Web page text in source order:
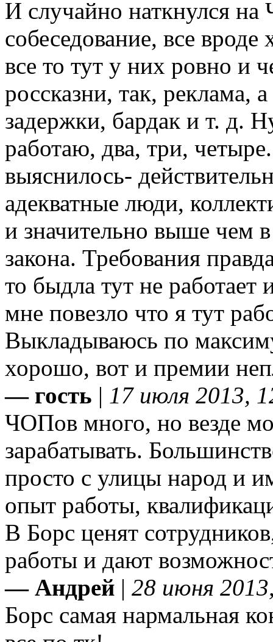
И случайно наткнулся
собеседование, все
все то тут у них ровно и
россказни, так, реклама,
задержки, бардак и т. д.
работаю, два, три,
выяснилось-
адекватные люди,
и значительно выше чем
закона. Требования
то быдла тут не
мне повезло что я тут
Выкладываюсь по
хорошо, вот и премии
— гость | 17 июля 2013,
ЧОПов много, но везде
зарабатывать.
просто с улицы народ и
опыт работы,
В Борс ценят
работы и дают
— Андрей | 28 июня
Борс самая нармальная